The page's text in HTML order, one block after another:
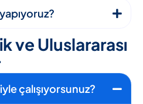
ikve Uluslararası
çalışıyorsunuz?